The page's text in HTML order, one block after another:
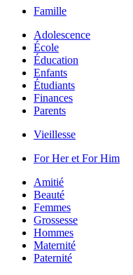
Famille
Adolescence
École
Éducation
Enfants
Étudiants
Finances
Parents
Vieillesse
For Her et For Him
Amitié
Beauté
Femmes
Grossesse
Hommes
Maternité
Paternité